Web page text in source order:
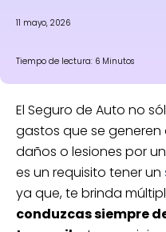
11 mayo, 2026
Tiempo de lectura: 6 Minutos
El Seguro de Auto no
gastos que se
daños o lesiones por
es un requisito tener un
ya que, te brinda
conduzcas siempre